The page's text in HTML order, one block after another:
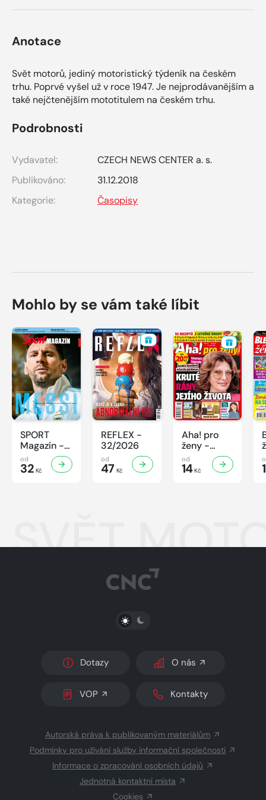
Anotace
Svět motorů, jediný motoristický týdeník na českém
trhu. Poprvé vyšel už v roce 1947. Je nejprodávanějším a
také nejčtenějším mototitulem na českém trhu.
Podrobnosti
Vydavatel:
CZECH NEWS CENTER a. s.
Publikováno:
31.12.2018
Kategorie:
Časopisy
Mohlo by se vám také líbit
SPORT
Magazín -
32/2026
od
32 Kč
REFLEX -
32/2026
od
47 Kč
Aha! pro
ženy -
32/2026
od
14Kč
SVĚT
PŘEPNOUT SVĚTLÝ/TMAVÝ REŽIM
Dotazy O nás
VOP Kontakty
Autorská práva k publikovaným materiálům
Podmínky pro užívání služby informační společnosti
Informace o zpracování osobních údajů
Jednotná kontaktní místa
Cookies